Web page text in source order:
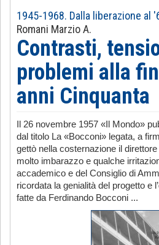
1945-1968. Dalla liberazione al
Romani Marzio A.
Contrasti,
problemi alla
anni Cinquanta
Il 26 novembre 1957 «Il Mondo»
dal titolo La «Bocconi» legata, a
gettò nella costernazione il
molto imbarazzo e qualche
accademico e del Consiglio di
ricordata la genialità del progetto e
fatte da Ferdinando Bocconi ...